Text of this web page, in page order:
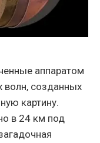
аппаратом
созданных
картину.
в 24 км под